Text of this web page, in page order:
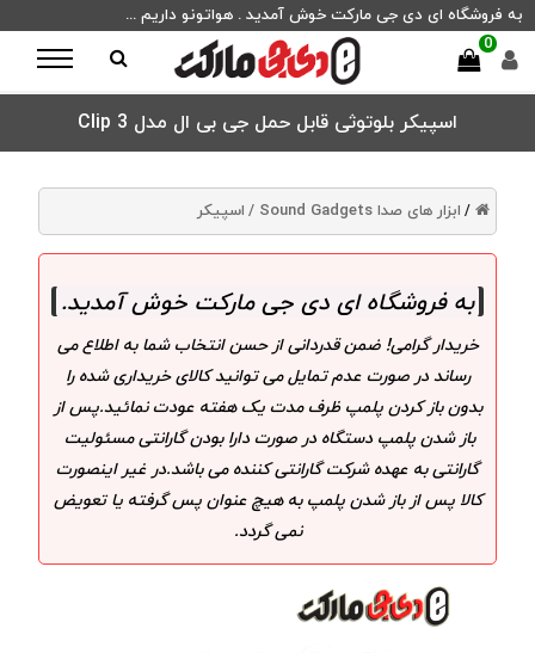
به فروشگاه ای دی جی مارکت خوش آمدید . هواتونو داریم ...
0
اسپیکر بلوتوثی قابل حمل جی بی ال مدل Clip 3
/ ابزار های صدا Sound Gadgets / اسپیکر
به فروشگاه ای دی جی مارکت خوش آمدید.
خریدار گرامی! ضمن قدردانی از حسن انتخاب شما به اطلاع می
رساند در صورت عدم تمایل می توانید کالای خریداری شده را
بدون باز کردن پلمپ ظرف مدت یک هفته عودت نمائید.پس از
باز شدن پلمپ دستگاه در صورت دارا بودن گارانتی مسئولیت
گارانتی به عهده شرکت گارانتی کننده می باشد.در غیر اینصورت
کالا پس از باز شدن پلمپ به هیچ عنوان پس گرفته یا تعویض
نمی گردد.